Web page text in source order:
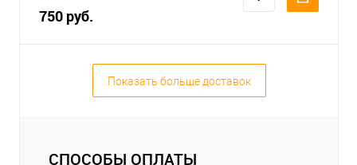
750 руб.
Показать больше доставок
СПОСОБЫ ОПЛАТЫ